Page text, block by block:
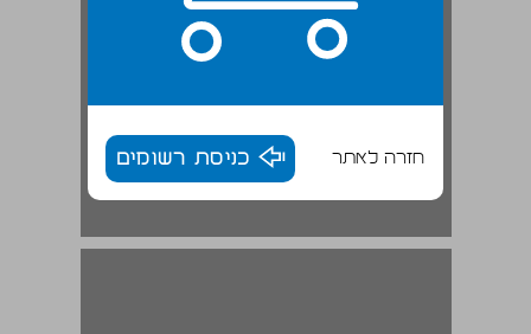
חזרה לאתר כניסת רשומים
הדיון ... 27